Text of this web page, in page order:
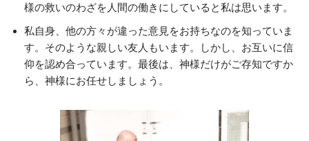
様の救いのわざを人間の働きにしていると私は思います。
私自身、他の方々が違った意見をお持ちなのを知っていま
す。そのような親しい友人もいます。しかし、お互いに信
仰を認め合っています。最後は、神様だけがご存知ですか
ら、神様にお任せしましょう。